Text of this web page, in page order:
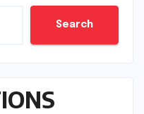
Search